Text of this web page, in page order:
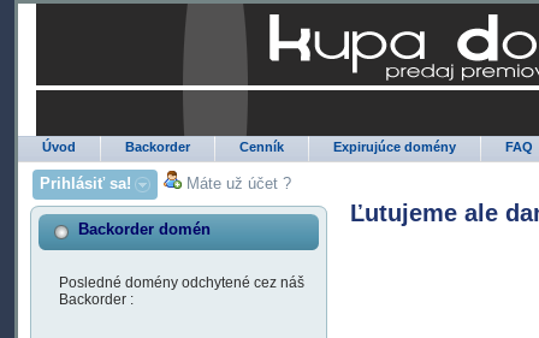
Úvod Backorder Cenník Expirujúce domény FAQ
Prihlásiť sa! Máte už účet ?
Backorder domén
Posledné domény odchytené cez náš
Backorder :
Ľutujeme ale